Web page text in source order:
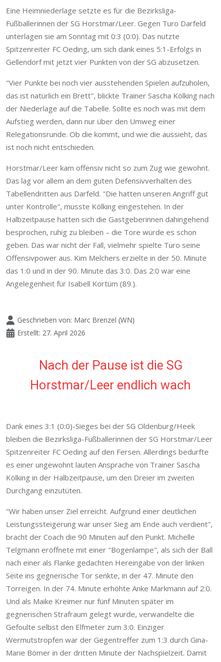
Eine Heimniederlage setzte es für die Bezirksliga-
Fußballerinnen der SG Horstmar/Leer. Gegen Turo Darfeld
unterlagen sie am Sonntag mit 0:3 (0:0). Das nutzte
Spitzenreiter FC Oeding, um sich dank eines 5:1-Erfolgs in
Gellendorf mit jetzt vier Punkten von der SG abzusetzen.
"Vier Punkte bei noch vier ausstehenden Spielen aufzuholen,
das ist natürlich ein Brett", blickte Trainer Sascha Kölking nach
der Niederlage auf die Tabelle. Sollte es noch was mit dem
Aufstieg werden, dann nur über den Umweg einer
Relegationsrunde. Ob die kommt, und wie die aussieht, das
ist noch nicht entschieden.
Horstmar/Leer kam offensiv nicht so zum Zug wie gewohnt.
Das lag vor allem an dem guten Defensivverhalten des
Tabellendritten aus Darfeld. "Die hatten unseren Angriff gut
unter Kontrolle", musste Kölking eingestehen. In der
Halbzeitpause hatten sich die Gastgeberinnen dahingehend
besprochen, ruhig zu bleiben – die Tore würde es schon
geben. Das war nicht der Fall, vielmehr spielte Turo seine
Offensivpower aus. Kim Melchers erzielte in der 50. Minute
das 1:0 und in der 90. Minute das 3:0. Das 2:0 war eine
Angelegenheit für Isabell Kortüm (89.).
Geschrieben von: Marc Brenzel (WN)
Erstellt: 27. April 2026
Nach der Pause ist die SG
Horstmar/Leer endlich wach
Dank eines 3:1 (0:0)-Sieges bei der SG Oldenburg/Heek
bleiben die Bezirksliga-Fußballerinnen der SG Horstmar/Leer
Spitzenreiter FC Oeding auf den Fersen. Allerdings bedurfte
es einer ungewohnt lauten Ansprache von Trainer Sascha
Kölking in der Halbzeitpause, um den Dreier im zweiten
Durchgang einzutüten.
"Wir haben unser Ziel erreicht. Aufgrund einer deutlichen
Leistungssteigerung war unser Sieg am Ende auch verdient",
bracht der Coach die 90 Minuten auf den Punkt. Michelle
Telgmann eröffnete mit einer "Bogenlampe", als sich der Ball
nach einer als Flanke gedachten Hereingabe von der linken
Seite ins gegnerische Tor senkte, in der 47. Minute den
Torreigen. In der 74. Minute erhöhte Anke Markmann auf 2:0.
Und als Maike Kreimer nur fünf Minuten später im
gegnerischen Strafraum gelegt wurde, verwandelte die
Gefoulte selbst den Elfmeter zum 3:0. Einziger
Wermutstropfen war der Gegentreffer zum 1:3 durch Gina-
Marie Bömer in der dritten Minute der Nachspielzeit. Damit